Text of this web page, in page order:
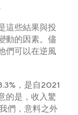
這些結果與投
動的因素。儘
們可以在逆風
，是自2021
的是，收入驚
們，意料之外